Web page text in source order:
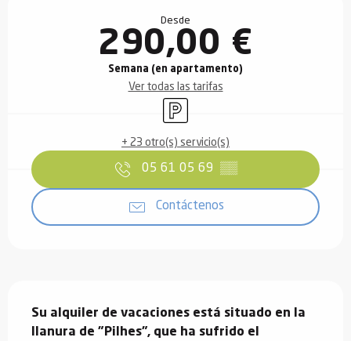
Desde
290,00 €
Semana (en apartamento)
Ver todas las tarifas
Aparcamiento
+ 23 otro(s) servicio(s)
05 61 05 69 ▒▒
Contáctenos
Su alquiler de vacaciones está situado en la
llanura de "Pilhes", que ha sufrido el